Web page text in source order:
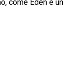
come Eden e un